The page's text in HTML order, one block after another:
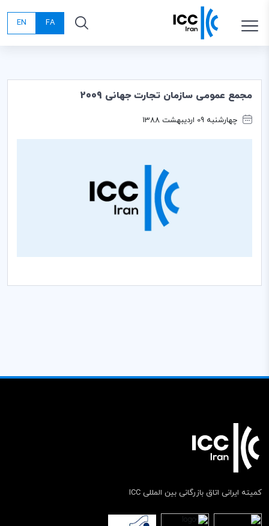
FA
EN
مجمع عمومی سازمان تجارت جهانی 2009
چهارشنبه 09 اردیبهشت 1388
کمیته ایرانی اتاق بازرگانی بین المللی ICC